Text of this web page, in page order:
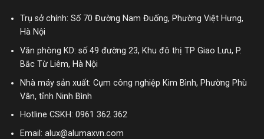
Trụ sở chính: Số 70 Đường Nam Đuống, Phường Việt Hưng,
Hà Nội
Văn phòng KD: số 49 đường 23, Khu đô thị TP Giao Lưu, P.
Bắc Từ Liêm, Hà Nội
Nhà máy sản xuất: Cụm công nghiệp Kim Bình, Phường Phù
Vân, tỉnh Ninh Bình
Hotline CSKH: 0961 362 362
Email: alux@alumaxvn.com